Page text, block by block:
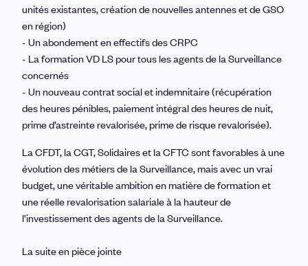
unités existantes, création de nouvelles antennes et de GSO
en région)
- Un abondement en effectifs des CRPC
- La formation VD LS pour tous les agents de la Surveillance
concernés
- Un nouveau contrat social et indemnitaire (récupération
des heures pénibles, paiement intégral des heures de nuit,
prime d’astreinte revalorisée, prime de risque revalorisée).
La CFDT, la CGT, Solidaires et la CFTC sont favorables à une
évolution des métiers de la Surveillance, mais avec un vrai
budget, une véritable ambition en matière de formation et
une réelle revalorisation salariale à la hauteur de
l’investissement des agents de la Surveillance.
La suite en pièce jointe